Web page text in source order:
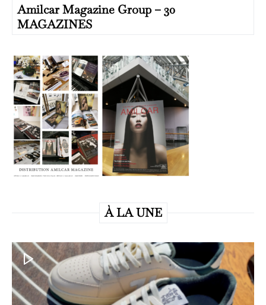
Amilcar Magazine Group – 30
MAGAZINES
À LA UNE